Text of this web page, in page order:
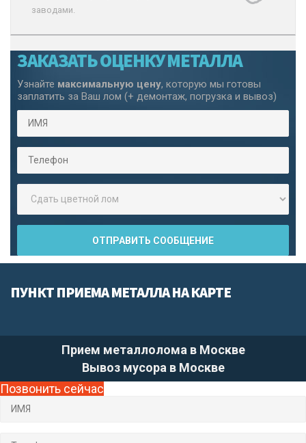
заводами.
ЗАКАЗАТЬ ОЦЕНКУ МЕТАЛЛА
Узнайте максимальную цену, которую мы готовы
заплатить за Ваш лом (+ демонтаж, погрузка и вывоз)
ПУНКТ ПРИЕМА МЕТАЛЛА НА КАРТЕ
Прием металлолома в Москве
Вывоз мусора в Москве
Позвонить сейчас